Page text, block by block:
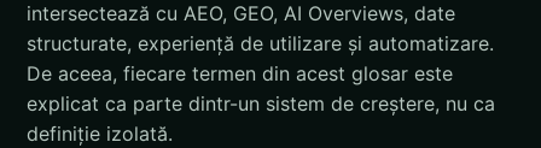
intersectează cu AEO, GEO, AI Overviews, date
structurate, experiență de utilizare și automatizare.
De aceea, fiecare termen din acest glosar este
explicat ca parte dintr-un sistem de creștere, nu ca
definiție izolată.